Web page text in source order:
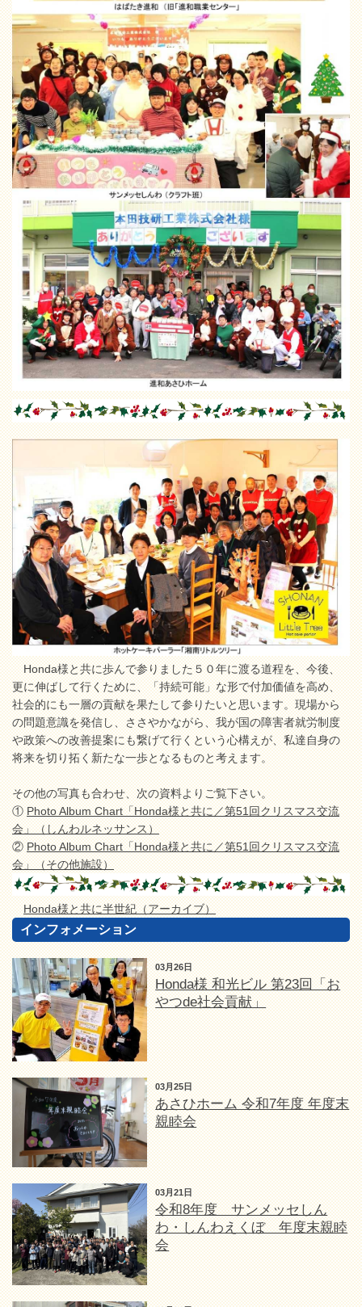
Honda様と共に歩んで参りました５０年に渡る道程を、今後、
更に伸ばして行くために、「持続可能」な形で付加価値を高め、
社会的にも一層の貢献を果たして参りたいと思います。現場から
の問題意識を発信し、ささやかながら、我が国の障害者就労制度
や政策への改善提案にも繋げて行くという心構えが、私達自身の
将来を切り拓く新たな一歩となるものと考えます。
その他の写真も合わせ、次の資料よりご覧下さい。
①Photo Album Chart「Honda様と共に／第51回クリスマス交流
会」（しんわルネッサンス）
②Photo Album Chart「Honda様と共に／第51回クリスマス交流
会」（その他施設）
Honda様と共に半世紀（アーカイブ）
インフォメーション
03月26日
Honda様 和光ビル 第23回「お
やつde社会貢献」
03月25日
あさひホーム 令和7年度 年度末
親睦会
03月21日
令和8年度 サンメッセしん
わ・しんわえくぼ 年度末親睦
会